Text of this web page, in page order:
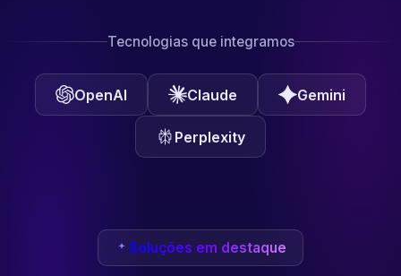
Tecnologias que integramos
OpenAI Claude Gemini
Perplexity
Soluções em destaque